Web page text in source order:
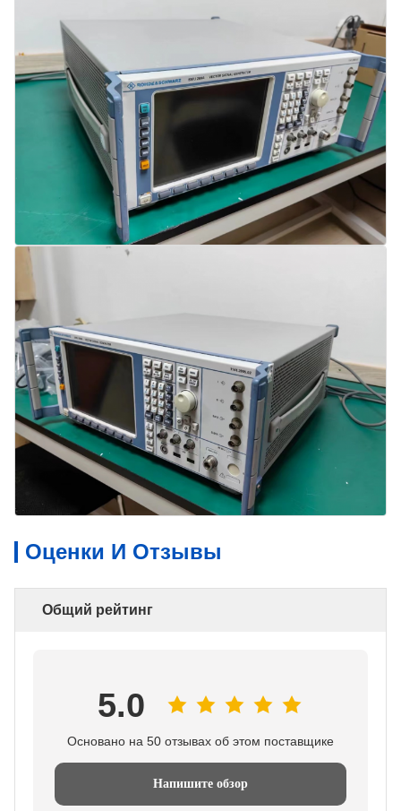
Оценки И Отзывы
Общий рейтинг
5.0
Основано на 50 отзывах об этом поставщике
Напишите обзор